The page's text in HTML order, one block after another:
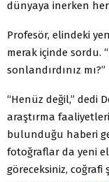
dünyaya inerken her
Profesör, elindeki
merak içinde sordu.
sonlandırdınız mı?”
“Henüz değil,” dedi
araştırma
bulunduğu haberi
fotoğraflar da yeni
göreceksiniz,